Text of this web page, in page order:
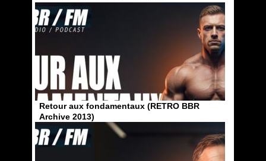
Retour aux fondamentaux (RETRO BBR
Archive 2013)